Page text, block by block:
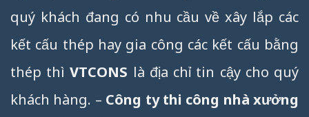
quý khách đang có nhu cầu về xây lắp các
kết cấu thép hay gia công các kết cấu bằng
thép thìVTCONS là địa chỉ tin cậy cho quý
khách hàng. – Công ty thi công nhà xưởng